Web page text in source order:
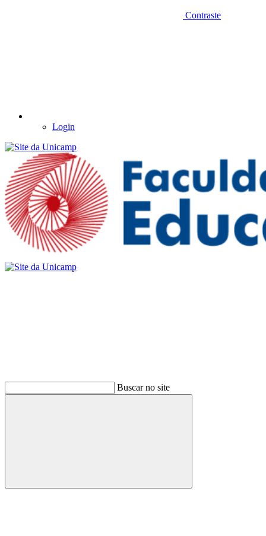
Contraste
Login
Buscar no site
Buscar